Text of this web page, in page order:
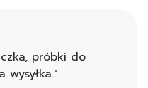
próbki do
wysyłka."